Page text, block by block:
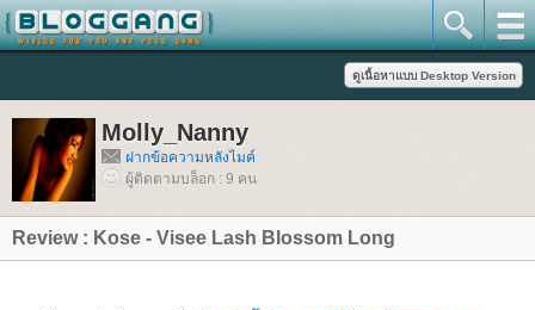
Molly_Nanny
ฝากข้อความหลังไมค์
ผู้ติดตามบล็อก : 9 คน
Review : Kose - Visee Lash Blossom Long